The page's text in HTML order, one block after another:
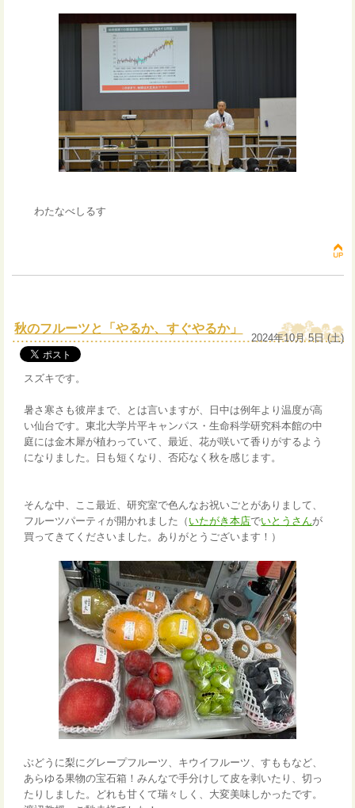
わたなべしるす
秋のフルーツと「やるか、すぐやるか」
2024年10月 5日 (土)
スズキです。
暑さ寒さも彼岸まで、とは言いますが、日中は例年より温度が高
い仙台です。東北大学片平キャンパス・生命科学研究科本館の中
庭には金木犀が植わっていて、最近、花が咲いて香りがするよう
になりました。日も短くなり、否応なく秋を感じます。
そんな中、ここ最近、研究室で色んなお祝いごとがありまして、
フルーツパーティが開かれました（ いたがき本店でいとうさんが
買ってきてくださいました。ありがとうございます！）
ぶどうに梨にグレープフルーツ、キウイフルーツ、すももなど、
あらゆる果物の宝石箱！みんなで手分けして皮を剥いたり、切っ
たりしました。どれも甘くて瑞々しく、大変美味しかったです。